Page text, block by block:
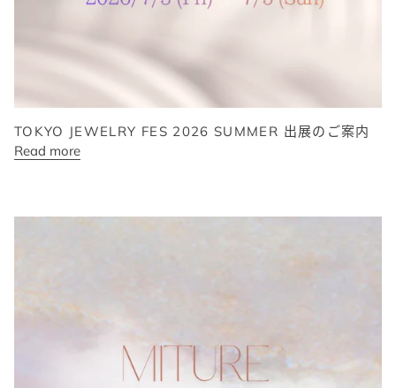
TOKYO JEWELRY FES 2026 SUMMER 出展のご案内
Read more